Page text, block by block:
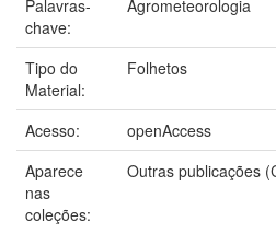
Palavras-
chave:
Agrometeorologia
Tipo do
Material:
Folhetos
Acesso:
openAccess
Aparece
nas
coleções:
Outras publicações